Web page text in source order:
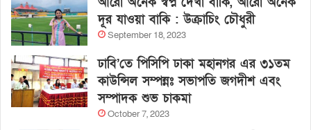
দূর যাওয়া বাকি : উক্রাচিং চৌধুরী
September 18, 2023
ঢাবি’তে পিসিপি ঢাকা মহানগর এর ৩১তম
কাউন্সিল সম্পন্নঃ সভাপতি জগদীশ এবং
সম্পাদক শুভ চাকমা
October 7, 2023